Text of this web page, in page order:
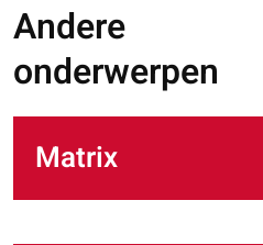
Andere
onderwerpen
Matrix